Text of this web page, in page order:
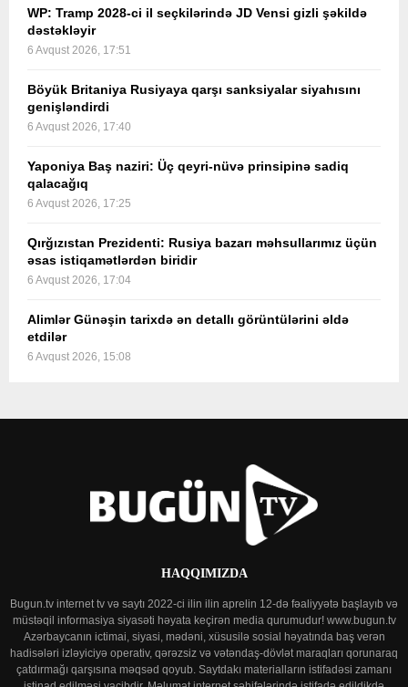
WP: Tramp 2028-ci il seçkilərində JD Vensi gizli şəkildə
dəstəkləyir
6 Avqust 2026, 17:51
Böyük Britaniya Rusiyaya qarşı sanksiyalar siyahısını
genişləndirdi
6 Avqust 2026, 17:40
Yaponiya Baş naziri: Üç qeyri-nüvə prinsipinə sadiq
qalacağıq
6 Avqust 2026, 17:25
Qırğızıstan Prezidenti: Rusiya bazarı məhsullarımız üçün
əsas istiqamətlərdən biridir
6 Avqust 2026, 17:04
Alimlər Günəşin tarixdə ən detallı görüntülərini əldə
etdilər
6 Avqust 2026, 15:08
HAQQIMIZDA
Bugun.tv internet tv və saytı 2022-ci ilin ilin aprelin 12-də fəaliyyətə başlayıb və
müstəqil informasiya siyasəti həyata keçirən media qurumudur! www.bugun.tv
Azərbaycanın ictimai, siyasi, mədəni, xüsusilə sosial həyatında baş verən
hadisələri izləyiciyə operativ, qərəzsiz və vətəndaş-dövlət maraqları qorunaraq
çatdırmağı qarşısına məqsəd qoyub. Saytdakı materialların istifadəsi zamanı